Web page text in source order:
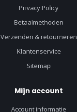
Privacy Policy
Betaalmethoden
Verzenden & retourneren
Klantenservice
Sitemap
Mijn account
Account informatie